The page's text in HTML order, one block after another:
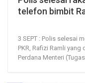
telefon bimbit
3 SEPT : Polis selesai
PKR, Rafizi Ramli
Perdana Menteri